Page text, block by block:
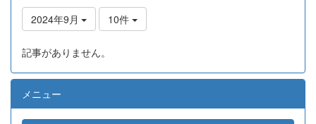
2024年9月 10件
記事がありません。
メニュー